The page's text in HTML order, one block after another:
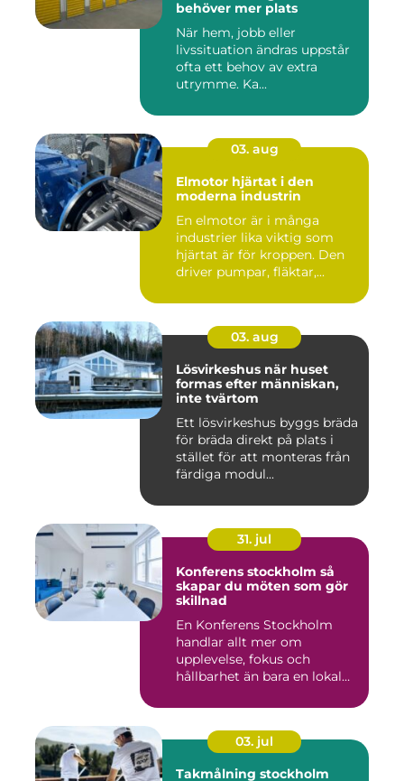
behöver mer plats
När hem, jobb eller
livssituation ändras uppstår
ofta ett behov av extra
utrymme. Ka...
03. aug
Elmotor hjärtat i den
moderna industrin
En elmotor är i många
industrier lika viktig som
hjärtat är för kroppen. Den
driver pumpar, fläktar,...
03. aug
Lösvirkeshus när huset
formas efter människan,
inte tvärtom
Ett lösvirkeshus byggs bräda
för bräda direkt på plats i
stället för att monteras från
färdiga modul...
31. jul
Konferens stockholm så
skapar du möten som gör
skillnad
En Konferens Stockholm
handlar allt mer om
upplevelse, fokus och
hållbarhet än bara en lokal
03. jul
Takmålning stockholm